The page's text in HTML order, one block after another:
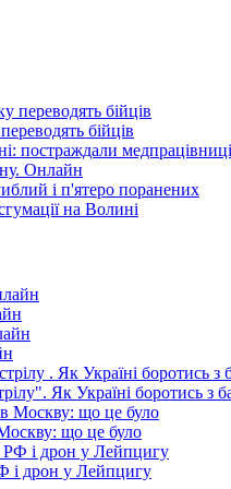
бійців
постраждали медпрацівниці
Онлайн
і п'ятеро поранених
на Волині
Як Україні боротись з
що це було
і дрон у Лейпцигу